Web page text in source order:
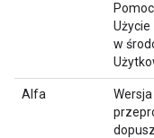
Użycie
w
Alfa